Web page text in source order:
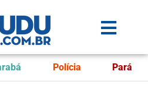
Polícia Pará